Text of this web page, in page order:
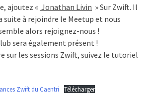
ajoutez « Jonathan Livin » Sur Zwift. Il
suite à rejoindre le Meetup et nous
alors rejoignez-nous !
sera également présent !
sur les sessions Zwift, suivez le tutoriel
Zwift du Caentri Télécharger